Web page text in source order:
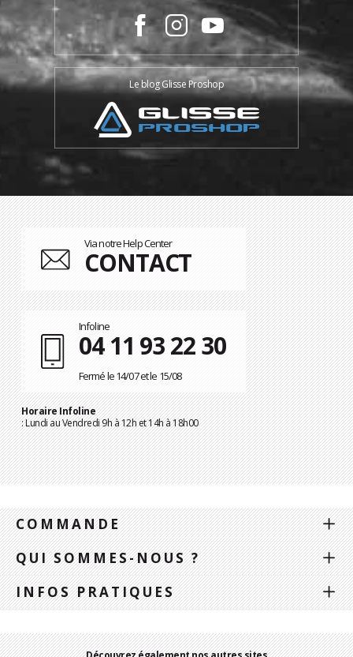
Le blog Glisse Proshop
Via notre Help Center
CONTACT
Infoline
04 11 93 22 30
Fermé le 14/07 et le 15/08
Horaire Infoline
: Lundi au Vendredi 9h à 12h et 14h à 18h00
COMMANDE
QUI SOMMES-NOUS ?
INFOS PRATIQUES